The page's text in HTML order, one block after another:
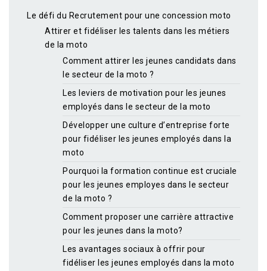
Le défi du Recrutement pour une concession moto
Attirer et fidéliser les talents dans les métiers
de la moto
Comment attirer les jeunes candidats dans
le secteur de la moto ?
Les leviers de motivation pour les jeunes
employés dans le secteur de la moto
Développer une culture d’entreprise forte
pour fidéliser les jeunes employés dans la
moto
Pourquoi la formation continue est cruciale
pour les jeunes employes dans le secteur
de la moto ?
Comment proposer une carrière attractive
pour les jeunes dans la moto?
Les avantages sociaux à offrir pour
fidéliser les jeunes employés dans la moto